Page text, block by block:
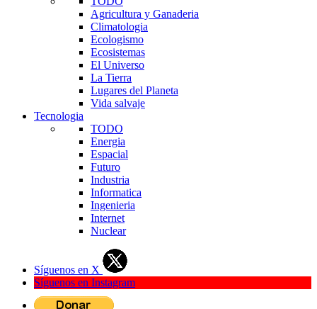
Agricultura y Ganaderia
Climatologia
Ecologismo
Ecosistemas
El Universo
La Tierra
Lugares del Planeta
Vida salvaje
Tecnologia
TODO
Energia
Espacial
Futuro
Industria
Informatica
Ingenieria
Internet
Nuclear
Síguenos en X
Síguenos en Instagram